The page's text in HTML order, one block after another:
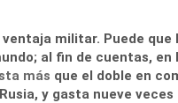
militar. Puede que
al fin de cuentas,
más que el doble en
y gasta nueve